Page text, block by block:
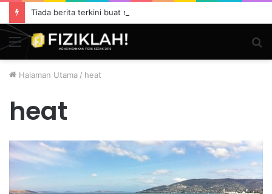
Tiada berita terkini buat masa ini.
Menu
Halaman Utama / heat
heat